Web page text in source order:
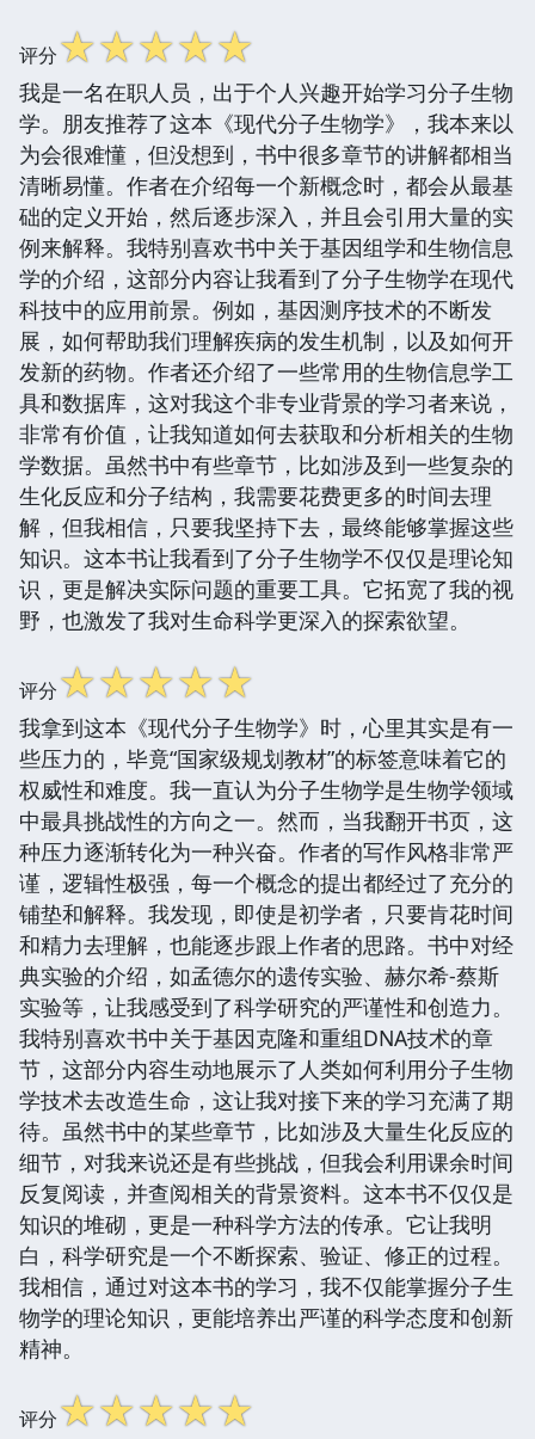
评分☆☆☆☆☆
我是一名在职人员，出于个人兴趣开始学习分子生物
学。朋友推荐了这本《现代分子生物学》，我本来以
为会很难懂，但没想到，书中很多章节的讲解都相当
清晰易懂。作者在介绍每一个新概念时，都会从最基
础的定义开始，然后逐步深入，并且会引用大量的实
例来解释。我特别喜欢书中关于基因组学和生物信息
学的介绍，这部分内容让我看到了分子生物学在现代
科技中的应用前景。例如，基因测序技术的不断发
展，如何帮助我们理解疾病的发生机制，以及如何开
发新的药物。作者还介绍了一些常用的生物信息学工
具和数据库，这对我这个非专业背景的学习者来说，
非常有价值，让我知道如何去获取和分析相关的生物
学数据。虽然书中有些章节，比如涉及到一些复杂的
生化反应和分子结构，我需要花费更多的时间去理
解，但我相信，只要我坚持下去，最终能够掌握这些
知识。这本书让我看到了分子生物学不仅仅是理论知
识，更是解决实际问题的重要工具。它拓宽了我的视
野，也激发了我对生命科学更深入的探索欲望。
评分☆☆☆☆☆
我拿到这本《现代分子生物学》时，心里其实是有一
些压力的，毕竟“国家级规划教材”的标签意味着它的
权威性和难度。我一直认为分子生物学是生物学领域
中最具挑战性的方向之一。然而，当我翻开书页，这
种压力逐渐转化为一种兴奋。作者的写作风格非常严
谨，逻辑性极强，每一个概念的提出都经过了充分的
铺垫和解释。我发现，即使是初学者，只要肯花时间
和精力去理解，也能逐步跟上作者的思路。书中对经
典实验的介绍，如孟德尔的遗传实验、赫尔希-蔡斯
实验等，让我感受到了科学研究的严谨性和创造力。
我特别喜欢书中关于基因克隆和重组DNA技术的章
节，这部分内容生动地展示了人类如何利用分子生物
学技术去改造生命，这让我对接下来的学习充满了期
待。虽然书中的某些章节，比如涉及大量生化反应的
细节，对我来说还是有些挑战，但我会利用课余时间
反复阅读，并查阅相关的背景资料。这本书不仅仅是
知识的堆砌，更是一种科学方法的传承。它让我明
白，科学研究是一个不断探索、验证、修正的过程。
我相信，通过对这本书的学习，我不仅能掌握分子生
物学的理论知识，更能培养出严谨的科学态度和创新
精神。
评分☆☆☆☆☆